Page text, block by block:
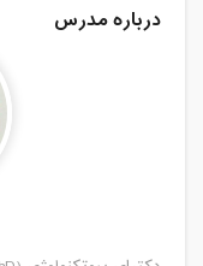
درباره مدرس